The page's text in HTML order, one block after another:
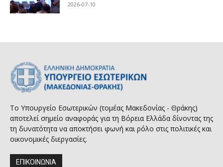
2026-07-10
Το Υπουργείο Εσωτερικών (τομέας Μακεδονίας - Θράκης)
αποτελεί σημείο αναφοράς για τη Βόρεια Ελλάδα δίνοντας της
τη δυνατότητα να αποκτήσει φωνή και ρόλο στις πολιτικές και
οικονομικές διεργασίες.
ΕΠΙΚΟΙΝΩΝΙΑ